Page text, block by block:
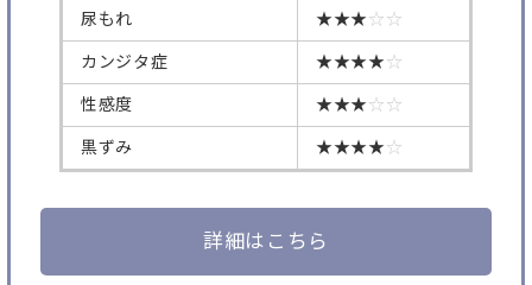
尿もれ ★★★☆☆
カンジタ症 ★★★★☆
性感度 ★★★☆☆
黒ずみ ★★★★☆
詳細はこちら